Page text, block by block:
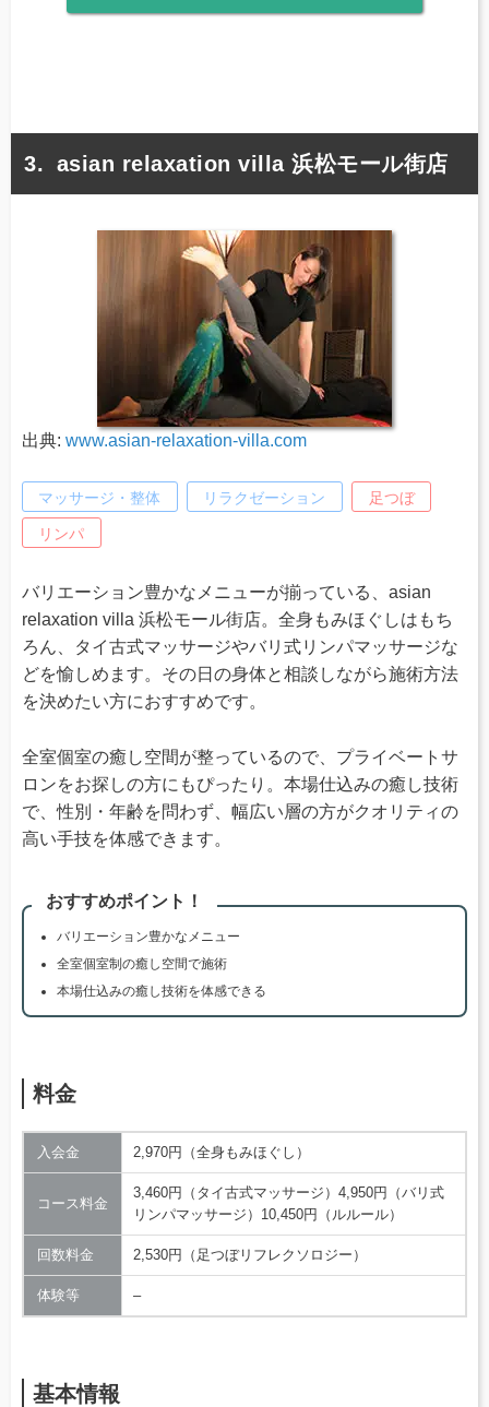
asian relaxation villa 浜松モール街店
出典: www.asian-relaxation-villa.com
マッサージ・整体 リラクゼーション 足つぼ
リンパ
バリエーション豊かなメニューが揃っている、asian
relaxation villa 浜松モール街店。全身もみほぐしはもち
ろん、タイ古式マッサージやバリ式リンパマッサージな
どを愉しめます。その日の身体と相談しながら施術方法
を決めたい方におすすめです。
全室個室の癒し空間が整っているので、プライベートサ
ロンをお探しの方にもぴったり。本場仕込みの癒し技術
で、性別・年齢を問わず、幅広い層の方がクオリティの
高い手技を体感できます。
おすすめポイント！
バリエーション豊かなメニュー
全室個室制の癒し空間で施術
本場仕込みの癒し技術を体感できる
料金
入会金 2,970円（全身もみほぐし）
コース料金
3,460円（タイ古式マッサージ）4,950円（バリ式
リンパマッサージ）10,450円（ルルール）
回数料金 2,530円（足つぼリフレクソロジー）
体験等 –
基本情報